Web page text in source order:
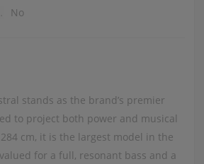
No
stands as the brand’s premier
to project both power and musical
cm, it is the largest model in the
for a full, resonant bass and a